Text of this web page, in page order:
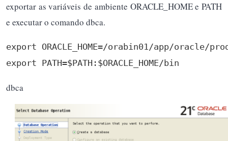
exportar as variáveis de ambiente ORACLE_HOME e PATH
e executar o comando dbca.
export ORACLE_HOME=/orabin01/app/oracle/
export PATH=$PATH:$ORACLE_HOME/bin
dbca